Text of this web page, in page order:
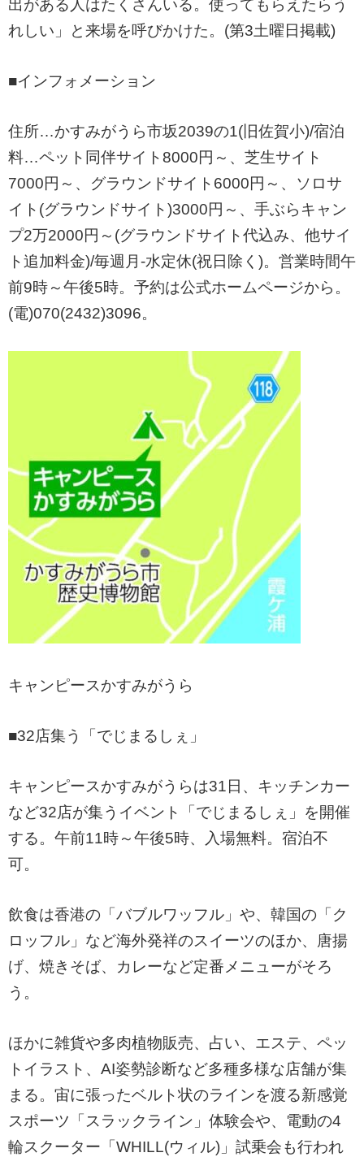
出がある人はたくさんいる。使ってもらえたらう
れしい」と来場を呼びかけた。(第3土曜日掲載)
■インフォメーション
住所…かすみがうら市坂2039の1(旧佐賀小)/宿泊
料…ペット同伴サイト8000円～、芝生サイト
7000円～、グラウンドサイト6000円～、ソロサ
イト(グラウンドサイト)3000円～、手ぶらキャン
プ2万2000円～(グラウンドサイト代込み、他サイ
ト追加料金)/毎週月-水定休(祝日除く)。営業時間午
前9時～午後5時。予約は公式ホームページから。
(電)070(2432)3096。
キャンピースかすみがうら
■32店集う「でじまるしぇ」
キャンピースかすみがうらは31日、キッチンカー
など32店が集うイベント「でじまるしぇ」を開催
する。午前11時～午後5時、入場無料。宿泊不
可。
飲食は香港の「バブルワッフル」や、韓国の「ク
ロッフル」など海外発祥のスイーツのほか、唐揚
げ、焼きそば、カレーなど定番メニューがそろ
う。
ほかに雑貨や多肉植物販売、占い、エステ、ペッ
トイラスト、AI姿勢診断など多種多様な店舗が集
まる。宙に張ったベルト状のラインを渡る新感覚
スポーツ「スラックライン」体験会や、電動の4
輪スクーター「WHILL(ウィル)」試乗会も行われ